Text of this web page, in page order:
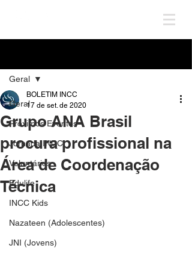
Geral
Próximos Eventos
Jornada INCC
Voluntários
Edulife
INCC Kids
Nazateen (Adolescentes)
JNI (Jovens)
Geral
Grupo ANA Brasil
procura profissional na
Área de Coordenação
Técnica
BOLETIM INCC
17 de set. de 2020